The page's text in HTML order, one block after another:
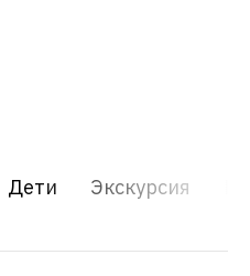
Дети Экскурсия